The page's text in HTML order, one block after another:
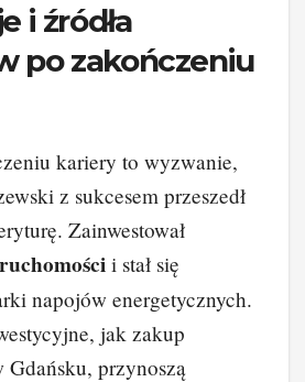
i źródła
po zakończeniu
kariery to wyzwanie,
z sukcesem przeszedł
Zainwestował
i stał się
napojów energetycznych.
jak zakup
Gdańsku, przynoszą